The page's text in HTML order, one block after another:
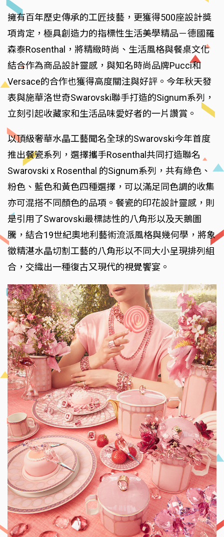
擁有百年歷史傳承的工匠技藝，更獲得500座設計獎
項肯定，極具創造力的指標性生活美學精品－德國羅
森泰Rosenthal，將精緻時尚、生活風格與餐桌文化
結合作為商品設計靈感，與知名時尚品牌Pucci和
Versace的合作也獲得高度關注與好評。今年秋天發
表與施華洛世奇Swarovski聯手打造的Signum系列，
立刻引起收藏家和生活品味愛好者的一片讚賞。
以頂級奢華水晶工藝聞名全球的Swarovski今年首度
推出餐瓷系列，選擇攜手Rosenthal共同打造聯名
Swarovski x Rosenthal 的Signum系列，共有綠色、
粉色、藍色和黃色四種選擇，可以滿足同色調的收集
亦可混搭不同顏色的品項。餐瓷的印花設計靈感，則
是引用了Swarovski最標誌性的八角形以及天鵝圖
騰，結合19世紀奧地利藝術流派風格與幾何學，將象
徵精湛水晶切割工藝的八角形以不同大小呈現排列組
合，交織出一種復古又現代的視覺饗宴。